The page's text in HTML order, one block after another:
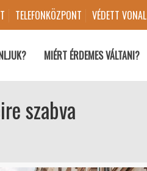
TELEFONKÖZPONT VÉDETT VONAL
MIÉRT ÉRDEMES VÁLTANI?
szabva